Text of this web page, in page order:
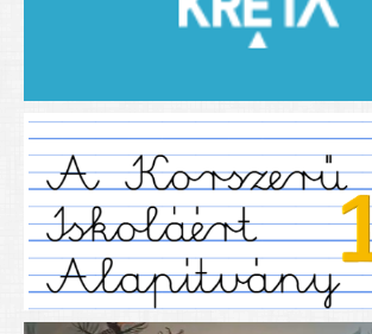
2019/2020-as tanév
Pályázataink
SIHU
EFOP 325
TÁMOP
TIOP